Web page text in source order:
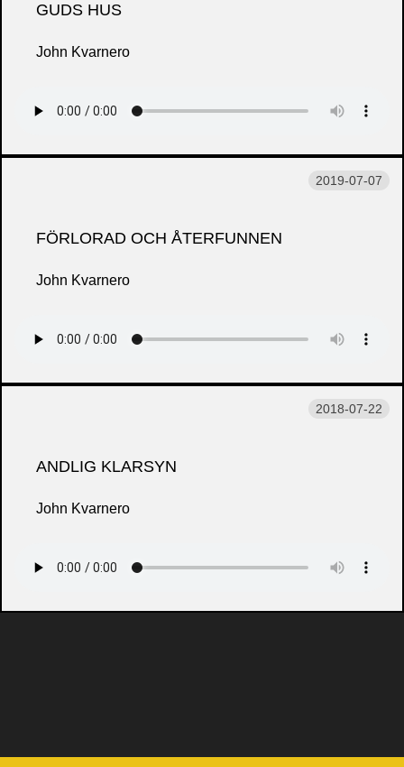
GUDS HUS
John Kvarnero
2019-07-07
FÖRLORAD OCH ÅTERFUNNEN
John Kvarnero
2018-07-22
ANDLIG KLARSYN
John Kvarnero